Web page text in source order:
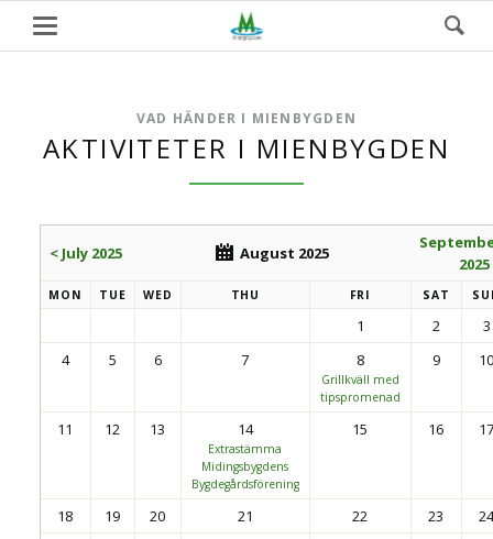
VAD HÄNDER I MIENBYGDEN
AKTIVITETER I MIENBYGDEN
< July 2025 August 2025
MON TUE WED THU FRI SAT
1 2
3
4
5 6 7 8
Grillkväll med
tipspromenad
9
11 12 13 14
Extrastämma
Midingsbygdens
Bygdegårdsförening
15 16
18 19 20 21 22 23